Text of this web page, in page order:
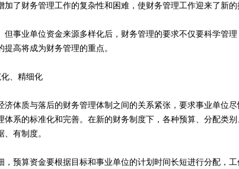
了财务管理工作的复杂性和困难，使财务管理工作迎来了新的
事业单位资金来源多样化后，财务管理的要求不仅要科学管
高将成为财务管理的重点。
、精细化
体质与落后的财务管理体制之间的关系紧张，要求事业单位
系的标准化和完善。在新的财务制度下，各种预算、分配类
有制度。
预算资金要根据目标和事业单位的计划时间长短进行分配，工